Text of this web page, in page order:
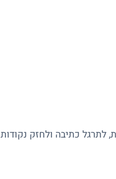
לתרגל כתיבה ולחזק נקודות